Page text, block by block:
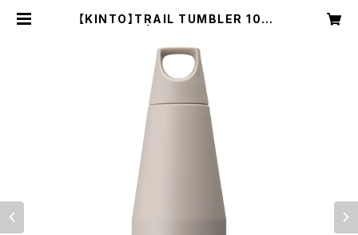
【KINTO】TRAIL TUMBLER 1080